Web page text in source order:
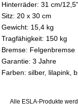
Hinterräder: 31 cm/12,5"
Sitz: 20 x 30 cm
Gewicht: 15,4 kg
Tragfähigkeit: 150 kg
Bremse: Felgenbremse
Garantie: 3 Jahre
Farben: silber, lilapink,
Alle ESLA-Produkte